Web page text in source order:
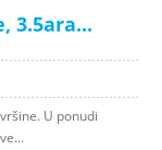
3.5ara...
U ponudi